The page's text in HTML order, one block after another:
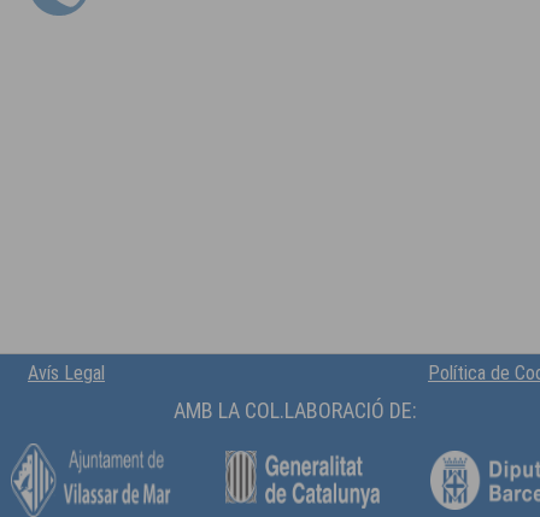
Avís Legal Política de
AMB LA COL.LABORACIÓ DE: